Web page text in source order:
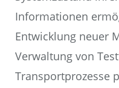
Informationen
Entwicklung neuer
Verwaltung von
Transportprozesse